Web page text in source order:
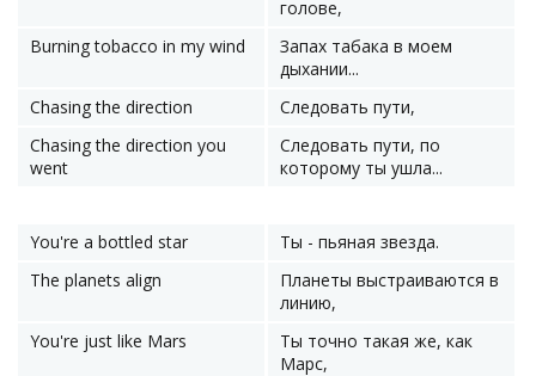
голове,
Burning tobacco in my wind
Запах табака в моем
дыхании...
Chasing the direction
Следовать пути,
Chasing the direction you
went
Следовать пути, по
которому ты ушла...
You're a bottled star
Ты - пьяная звезда.
The planets align
Планеты выстраиваются в
линию,
You're just like Mars
Ты точно такая же, как
Марс,